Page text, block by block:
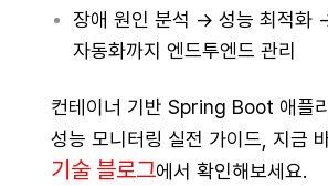
장애 원인 분석 → 성능 최적화
자동화까지 엔드투엔드 관리
컨테이너 기반 Spring Boot 애플
성능 모니터링 실전 가이드, 지금
기술 블로그에서 확인해보세요.